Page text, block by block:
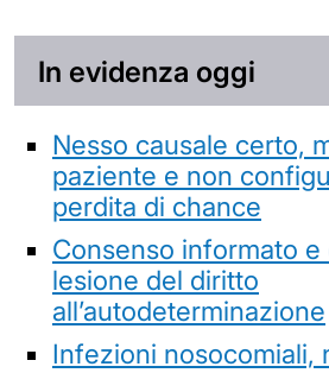
In evidenza oggi
Nesso causale certo,
paziente e non
perdita di chance
Consenso informato e
lesione del diritto
all’autodeterminazione
Infezioni nosocomiali,